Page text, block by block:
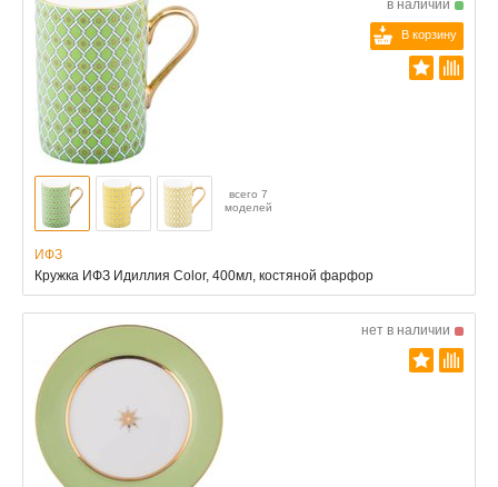
в наличии
В корзину
всего 7
моделей
ИФЗ
Кружка ИФЗ Идиллия Color, 400мл, костяной фарфор
нет в наличии